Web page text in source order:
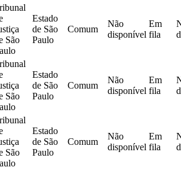
São
Estado
de São
Paulo
Comum
Não
disponível
Em
fila
São
Estado
de São
Paulo
Comum
Não
disponível
Em
fila
São
Estado
de São
Paulo
Comum
Não
disponível
Em
fila